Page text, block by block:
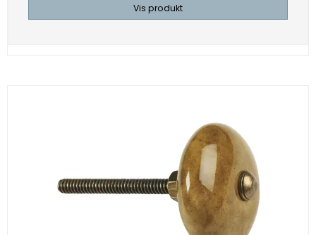
Vis produkt